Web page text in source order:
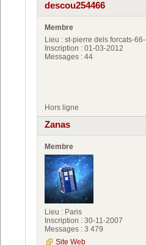
descou254466
Membre
Lieu : st-pierre dels forcats-66-
Inscription : 01-03-2012
Messages : 44
Hors ligne
Zanas
Membre
Lieu : Paris
Inscription : 30-11-2007
Messages : 3 479
Site Web